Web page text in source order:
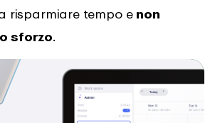
risparmiare tempo e non
sforzo.